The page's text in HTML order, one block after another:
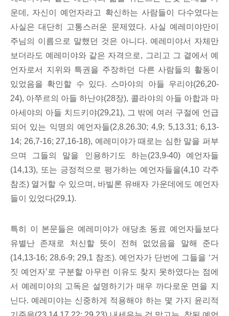
운데, 자신이 예언자라고 확신하는 사람들이 다수였다는
사실은 대단히 고통스러운 문제였다. 사실 예레미야만이
주님의 이름으로 말했던 것은 아니다. 예레미야서 자체만
보더라도 예레미야와 같은 자격으로, 그리고 그 곁에서 예
언자로서 지위와 특권을 주장하던 다른 사람들의 활동이
있었음을 확인할 수 있다. 스마야의 아들 우리야(26,20-
24), 아쭈르의 아들 하난야(28장), 콜라야의 아들 아합과 마
아세야의 아들 치드키야(29,21), 그 밖에 여러 구절에 언급
되어 있는 익명의 예언자들(2,8.26.30; 4,9; 5,13.31; 6,13-
14; 26,7-16; 27,16-18), 예레미야가 때로는 심한 말을 퍼부
으며 그들의 말을 인용하기도 하는(23,9-40) 예언자들
(14,13), 또는 긍정적으로 평가하는 예언자들을(4,10 각주
참조) 열거할 수 있으며, 바빌론 유배자 가운데에도 예언자
들이 있었다(29,1).
특히 이 본문들은 예레미야가 애당초 동료 예언자들보다
유별난 존재로 처신할 뜻이 전혀 없었음을 말해 준다
(14,13-16; 28,6-9; 29,1 참조). 예언자가 단번에 그들을 ‘거
짓 예언자’로 구분할 아무런 이유도 찾지 못하였다는 점에
서 예레미야의 고독은 설명하기가 매우 까다로운 면을 지
닌다. 예레미야는 신중하게 적용해야 하는 몇 가지 윤리적